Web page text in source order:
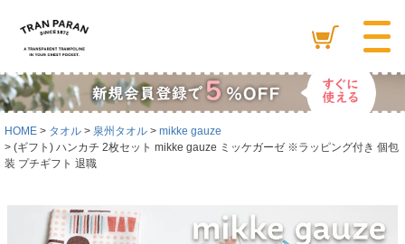
HOME タオル 泉州タオル
mikke gauze
(ギフト) ハンカチ 2枚セット mikke gauze ミッケガーゼ ※ラッピング付き 個包
装 プチギフト 退職